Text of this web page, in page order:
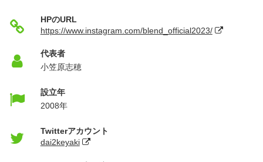
HPのURL
https://www.instagram.com/blend_official2023/
代表者
小笠原志穂
設立年
2008年
Twitterアカウント
dai2keyaki